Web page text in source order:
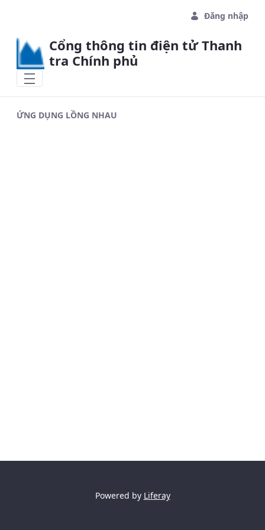
Đăng nhập
Cổng thông tin điện tử Thanh
tra Chính phủ
ỨNG DỤNG LỒNG NHAU
Powered by Liferay